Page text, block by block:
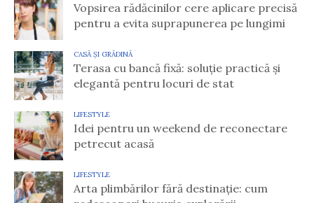
Vopsirea rădăcinilor cere aplicare precisă
pentru a evita suprapunerea pe lungimi
CASĂ ȘI GRĂDINĂ
Terasa cu bancă fixă: soluție practică și
elegantă pentru locuri de stat
LIFESTYLE
Idei pentru un weekend de reconectare
petrecut acasă
LIFESTYLE
Arta plimbărilor fără destinație: cum